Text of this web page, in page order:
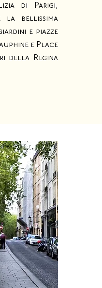
di Parigi,
la bellissima
e piazze
e Place
della Regina